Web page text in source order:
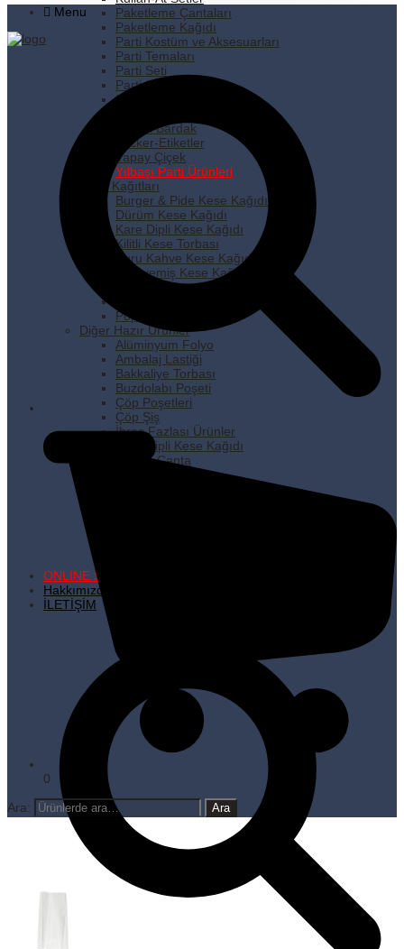
Paketleme Çantaları
Paketleme Kağıdı
Parti Kostüm ve Aksesuarları
Parti Temaları
Parti Seti
Parti Süsleri
Pipet
Plastik Bardak
Sticker-Etiketler
Yapay Çiçek
Yılbaşı Parti Ürünleri
Kese Kağıtları
Burger & Pide Kese Kağıdı
Dürüm Kese Kağıdı
Kare Dipli Kese Kağıdı
Kilitli Kese Torbası
Kuru Kahve Kese Kağıdı
Kuruyemiş Kese Kağıdı
Pastane Kese Kağıdı
Popcorn Kese Kağıdı
Diğer Hazır Ürünler
Alüminyum Folyo
Ambalaj Lastiği
Bakkaliye Torbası
Buzdolabı Poşeti
Çöp Poşetleri
Çöp Şiş
İhraç Fazlası Ürünler
Kare Dipli Kese Kağıdı
Karton Çanta
ONLINE SATIŞ
Hakkımızda
İLETİŞİM
Menu
0
Ara: